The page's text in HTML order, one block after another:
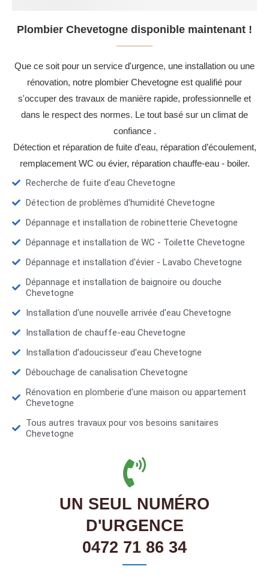
Plombier Chevetogne disponible maintenant !
Que ce soit pour un service d'urgence, une installation ou une
rénovation, notre plombier Chevetogne est qualifié pour
s'occuper des travaux de manière rapide, professionnelle et
dans le respect des normes. Le tout basé sur un climat de
confiance .
Détection et réparation de fuite d'eau, réparation d’écoulement,
remplacement WC ou évier, réparation chauffe-eau - boiler.
Recherche de fuite d’eau Chevetogne
Détection de problèmes d'humidité Chevetogne
Dépannage et installation de robinetterie Chevetogne
Dépannage et installation de WC - Toilette Chevetogne
Dépannage et installation d'évier - Lavabo Chevetogne
Dépannage et installation de baignoire ou douche
Chevetogne
Installation d'une nouvelle arrivée d'eau Chevetogne
Installation de chauffe-eau Chevetogne
Installation d’adoucisseur d'eau Chevetogne
Débouchage de canalisation Chevetogne
Rénovation en plomberie d'une maison ou appartement
Chevetogne
Tous autres travaux pour vos besoins sanitaires
Chevetogne
UN SEUL NUMÉRO
D'URGENCE
0472 71 86 34